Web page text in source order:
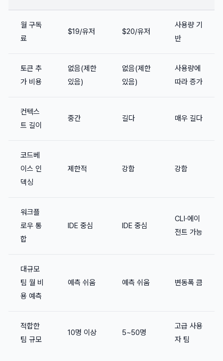
월 구독
료
$19/유저 $20/유저
사용량 기
반
토큰 추
가 비용
없음(제한
있음)
없음(제한
있음)
사용량에
따라 증가
컨텍스
트 길이
중간 길다 매우 길다
코드베
이스 인
덱싱
제한적 강함 강함
워크플
로우 통
합
IDE 중심 IDE 중심
CLI·에이
전트 가능
대규모
팀 월 비
용 예측
예측 쉬움 예측 쉬움 변동폭 큼
적합한
팀 규모
10명 이상 5~50명
고급 사용
자 팀